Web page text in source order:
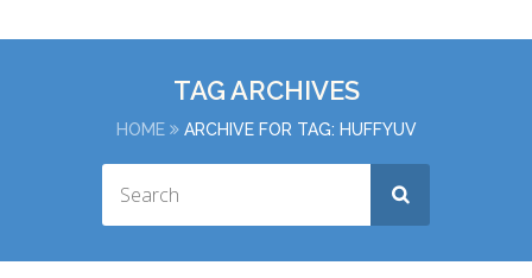
TAG ARCHIVES
HOME ARCHIVE FOR TAG: HUFFYUV